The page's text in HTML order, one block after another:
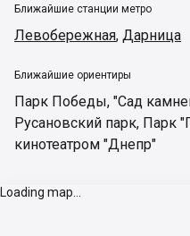
Ближайшие станции метро
Левобережная, Дарница
Ближайшие ориентиры
Парк Победы, "Сад
Русановский парк, Парк
кинотеатром "Днепр"
Loading map...